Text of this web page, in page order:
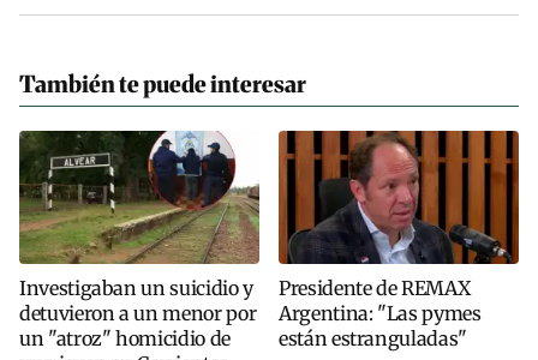
También te puede interesar
Investigaban un suicidio y
detuvieron a un menor por
un "atroz" homicidio de
Presidente de REMAX
Argentina: "Las pymes
están estranguladas"